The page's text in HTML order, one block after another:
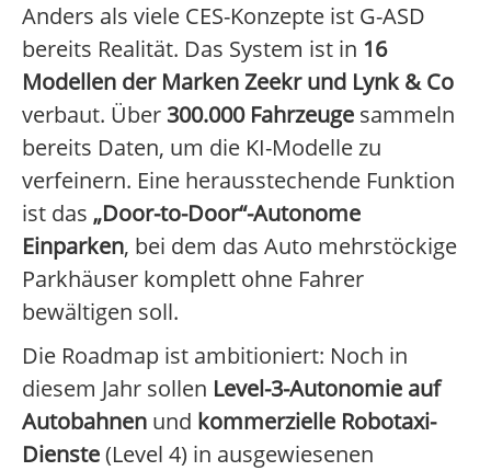
Anders als viele CES-Konzepte ist G-ASD
bereits Realität. Das System ist in 16
Modellen der Marken Zeekr und Lynk & Co
verbaut. Über 300.000 Fahrzeuge sammeln
bereits Daten, um die KI-Modelle zu
verfeinern. Eine herausstechende Funktion
ist das „Door-to-Door“-Autonome
Einparken, bei dem das Auto mehrstöckige
Parkhäuser komplett ohne Fahrer
bewältigen soll.
Die Roadmap ist ambitioniert: Noch in
diesem Jahr sollen Level-3-Autonomie auf
Autobahnen und kommerzielle Robotaxi-
Dienste(Level 4) in ausgewiesenen